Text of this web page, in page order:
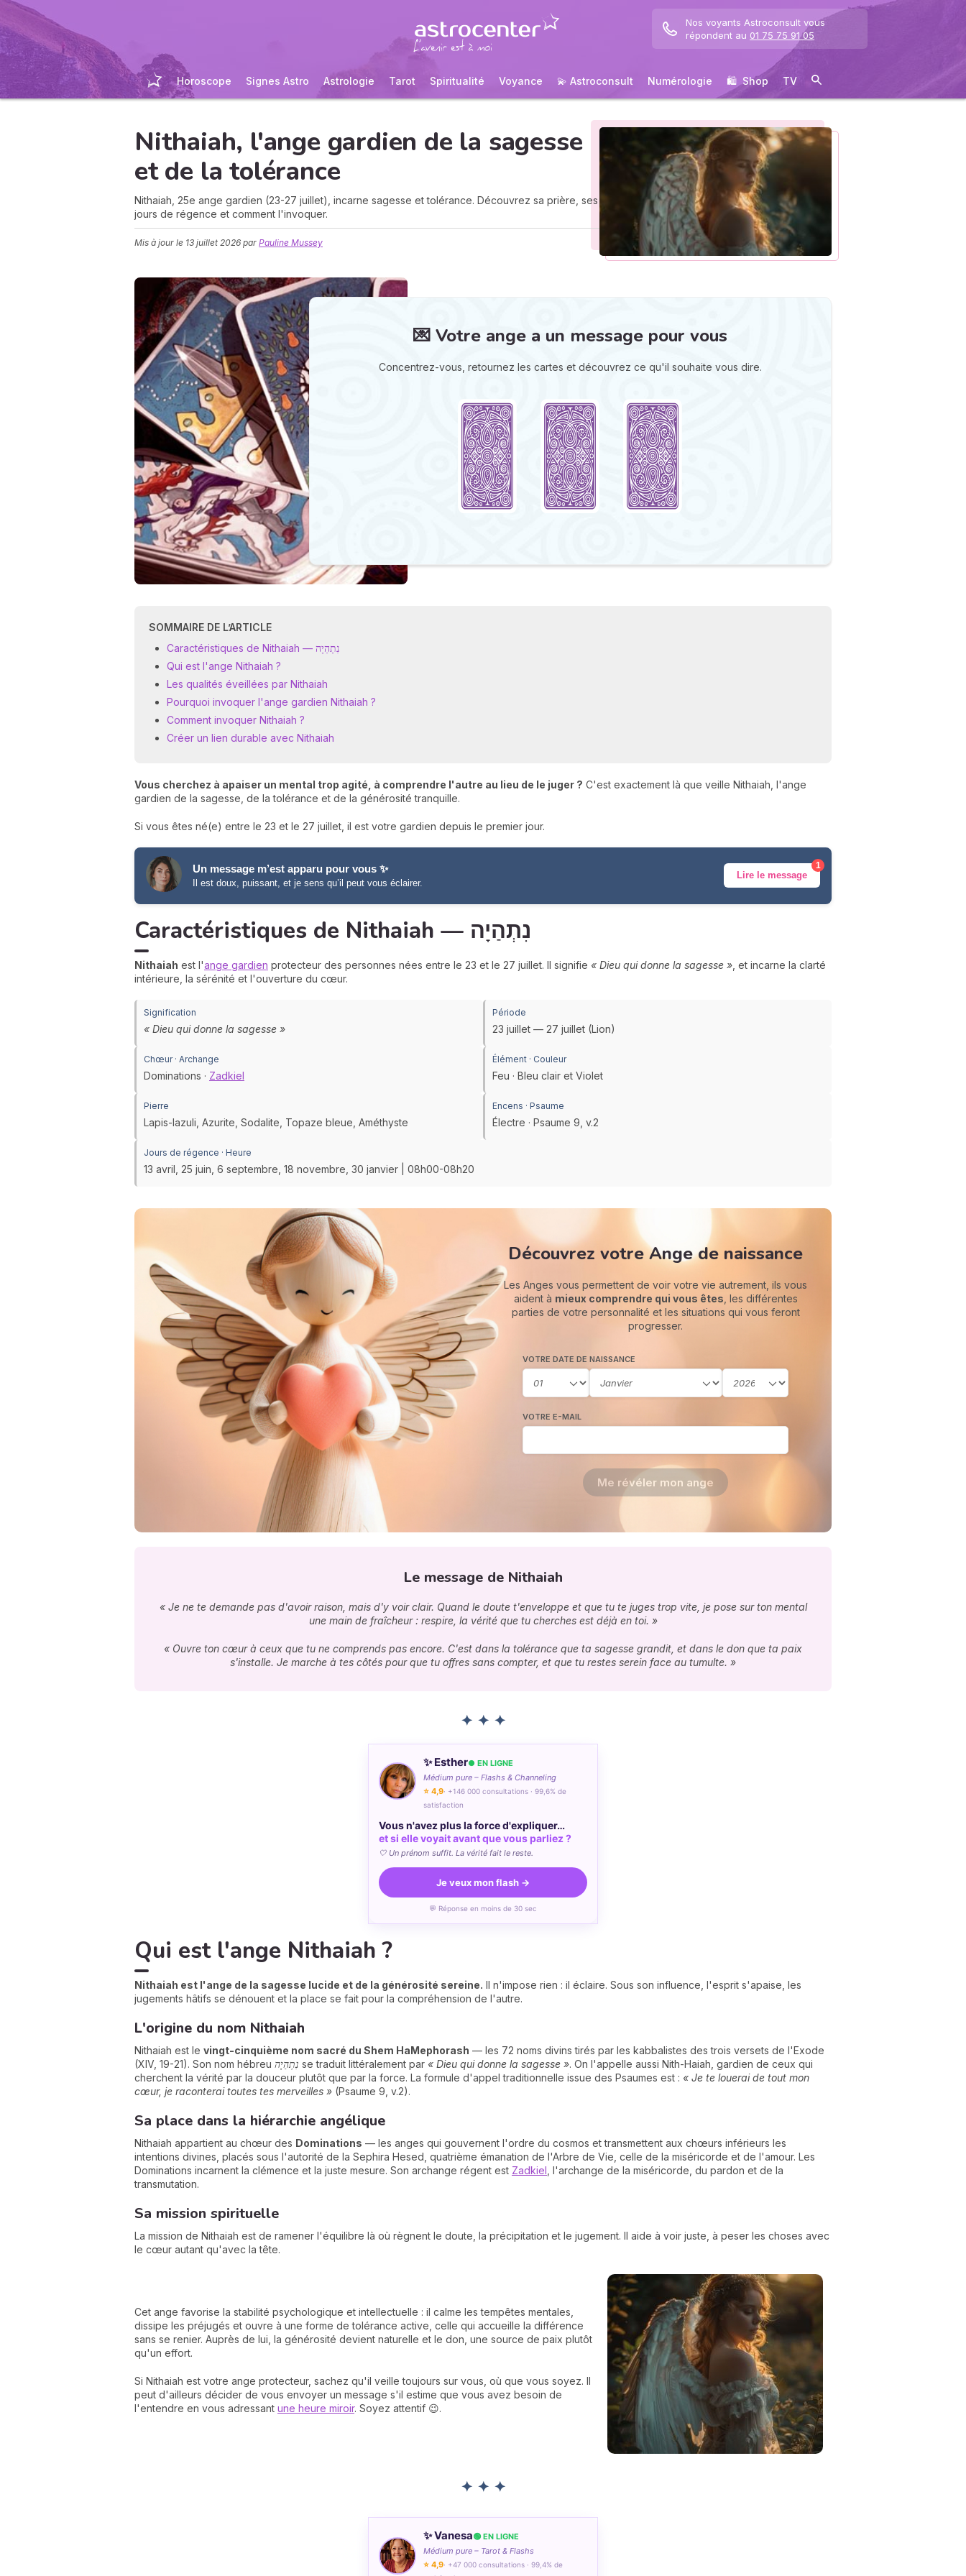
Nos voyants Astroconsult vous
répondent au 01 75 75 91 05
Horoscope Signes Astro Astrologie Tarot Spiritualité Voyance 💫 Astroconsult Numérologie 🛍 ️ Shop TV
Nithaiah, l'ange gardien de la sagesse
et de la tolérance
Nithaiah, 25e ange gardien (23-27 juillet), incarne sagesse et tolérance. Découvrez sa prière, ses
jours de régence et comment l'invoquer.
Mis à jour le 13 juillet 2026 par Pauline Mussey
💌 Votre ange a un message pour vous
Concentrez-vous, retournez les cartes et découvrez ce qu'il souhaite vous dire.
SOMMAIRE DE L’ARTICLE
Caractéristiques de Nithaiah — נִתְהַיָה
Qui est l'ange Nithaiah ?
Les qualités éveillées par Nithaiah
Pourquoi invoquer l'ange gardien Nithaiah ?
Comment invoquer Nithaiah ?
Créer un lien durable avec Nithaiah
Vous cherchez à apaiser un mental trop agité, à comprendre l'autre au lieu de le juger ? C'est exactement là que veille Nithaiah, l'ange
gardien de la sagesse, de la tolérance et de la générosité tranquille.
Si vous êtes né(e) entre le 23 et le 27 juillet, il est votre gardien depuis le premier jour.
Un message m’est apparu pour vous ✨
Il est doux, puissant, et je sens qu’il peut vous éclairer.
Lire le message
1
Caractéristiques de Nithaiah — נִתְהַיָה
Nithaiah est l'ange gardien protecteur des personnes nées entre le 23 et le 27 juillet. Il signifie « Dieu qui donne la sagesse » , et incarne la clarté
intérieure, la sérénité et l'ouverture du cœur.
Signification
« Dieu qui donne la sagesse »
Période
23 juillet — 27 juillet (Lion)
Chœur · Archange
Dominations · Zadkiel
Élément · Couleur
Feu · Bleu clair et Violet
Pierre
Lapis-lazuli, Azurite, Sodalite, Topaze bleue, Améthyste
Encens · Psaume
Électre · Psaume 9, v.2
Jours de régence · Heure
13 avril, 25 juin, 6 septembre, 18 novembre, 30 janvier | 08h00-08h20
Découvrez votre Ange de naissance
Les Anges vous permettent de voir votre vie autrement, ils vous
aident à mieux comprendre qui vous êtes , les différentes
parties de votre personnalité et les situations qui vous feront
progresser.
VOTRE DATE DE NAISSANCE
VOTRE E-MAIL
Me révéler mon ange
Le message de Nithaiah
« Je ne te demande pas d'avoir raison, mais d'y voir clair. Quand le doute t'enveloppe et que tu te juges trop vite, je pose sur ton mental
une main de fraîcheur : respire, la vérité que tu cherches est déjà en toi. »
« Ouvre ton cœur à ceux que tu ne comprends pas encore. C'est dans la tolérance que ta sagesse grandit, et dans le don que ta paix
s'installe. Je marche à tes côtés pour que tu offres sans compter, et que tu restes serein face au tumulte. »
✦ ✦ ✦
✨ Esther● EN LIGNE
Médium pure – Flashs & Channeling
⭐ 4,9· +146 000 consultations · 99,6% de
satisfaction
Vous n'avez plus la force d'expliquer…
et si elle voyait avant que vous parliez ?
🤍 Un prénom suffit. La vérité fait le reste.
Je veux mon flash →
💬 Réponse en moins de 30 sec
Qui est l'ange Nithaiah ?
Nithaiah est l'ange de la sagesse lucide et de la générosité sereine. Il n'impose rien : il éclaire. Sous son influence, l'esprit s'apaise, les
jugements hâtifs se dénouent et la place se fait pour la compréhension de l'autre.
L'origine du nom Nithaiah
Nithaiah est le vingt-cinquième nom sacré du Shem HaMephorash — les 72 noms divins tirés par les kabbalistes des trois versets de l'Exode
(XIV, 19-21). Son nom hébreu נִתְהַיָה se traduit littéralement par « Dieu qui donne la sagesse ». On l'appelle aussi Nith-Haiah, gardien de ceux qui
cherchent la vérité par la douceur plutôt que par la force. La formule d'appel traditionnelle issue des Psaumes est : « Je te louerai de tout mon
cœur, je raconterai toutes tes merveilles » (Psaume 9, v.2).
Sa place dans la hiérarchie angélique
Nithaiah appartient au chœur des Dominations — les anges qui gouvernent l'ordre du cosmos et transmettent aux chœurs inférieurs les
intentions divines, placés sous l'autorité de la Sephira Hesed, quatrième émanation de l'Arbre de Vie, celle de la miséricorde et de l'amour. Les
Dominations incarnent la clémence et la juste mesure. Son archange régent est Zadkiel , l'archange de la miséricorde, du pardon et de la
transmutation.
Sa mission spirituelle
La mission de Nithaiah est de ramener l'équilibre là où règnent le doute, la précipitation et le jugement. Il aide à voir juste, à peser les choses avec
le cœur autant qu'avec la tête.
Cet ange favorise la stabilité psychologique et intellectuelle : il calme les tempêtes mentales,
dissipe les préjugés et ouvre à une forme de tolérance active, celle qui accueille la différence
sans se renier. Auprès de lui, la générosité devient naturelle et le don, une source de paix plutôt
qu'un effort.
Si Nithaiah est votre ange protecteur, sachez qu'il veille toujours sur vous, où que vous soyez. Il
peut d'ailleurs décider de vous envoyer un message s'il estime que vous avez besoin de
l'entendre en vous adressant une heure miroir. Soyez attentif 😉.
✦ ✦ ✦
✨ Vanesa🟢 EN LIGNE
Médium pure – Tarot & Flashs
⭐ 4,9· +47 000 consultations · 99,4% de